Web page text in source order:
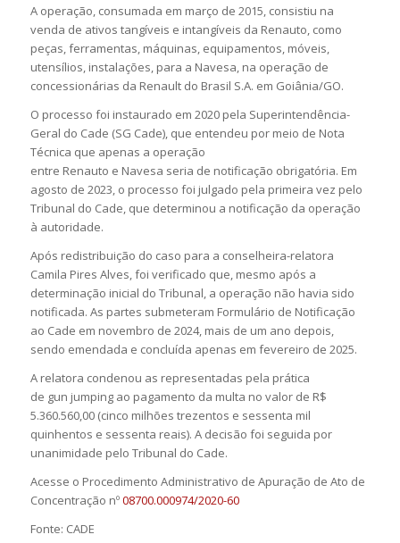
A operação, consumada em março de 2015, consistiu na
venda de ativos tangíveis e intangíveis da Renauto, como
peças, ferramentas, máquinas, equipamentos, móveis,
utensílios, instalações, para a Navesa, na operação de
concessionárias da Renault do Brasil S.A. em Goiânia/GO.
O processo foi instaurado em 2020 pela Superintendência-
Geral do Cade (SG Cade), que entendeu por meio de Nota
Técnica que apenas a operação
entre Renauto e Navesa seria de notificação obrigatória. Em
agosto de 2023, o processo foi julgado pela primeira vez pelo
Tribunal do Cade, que determinou a notificação da operação
à autoridade.
Após redistribuição do caso para a conselheira-relatora
Camila Pires Alves, foi verificado que, mesmo após a
determinação inicial do Tribunal, a operação não havia sido
notificada. As partes submeteram Formulário de Notificação
ao Cade em novembro de 2024, mais de um ano depois,
sendo emendada e concluída apenas em fevereiro de 2025.
A relatora condenou as representadas pela prática
de gun jumping ao pagamento da multa no valor de R$
5.360.560,00 (cinco milhões trezentos e sessenta mil
quinhentos e sessenta reais). A decisão foi seguida por
unanimidade pelo Tribunal do Cade.
Acesse o Procedimento Administrativo de Apuração de Ato de
Concentração nº08700.000974/2020-60
Fonte: CADE